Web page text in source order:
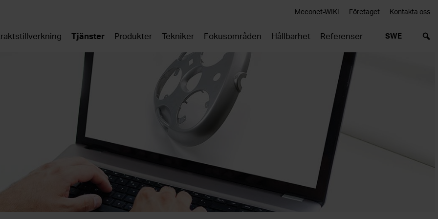
Meconet-WIKI Företaget Kontakta oss
Tjänster Produkter Tekniker Fokusområden Hållbarhet Referenser SWE